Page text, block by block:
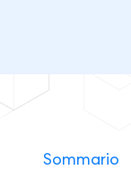
Sommario